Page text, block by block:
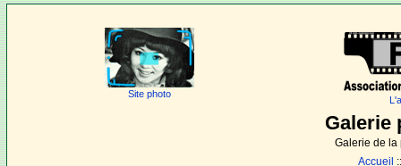
Site photo
Galerie
Galerie de la
Accueil